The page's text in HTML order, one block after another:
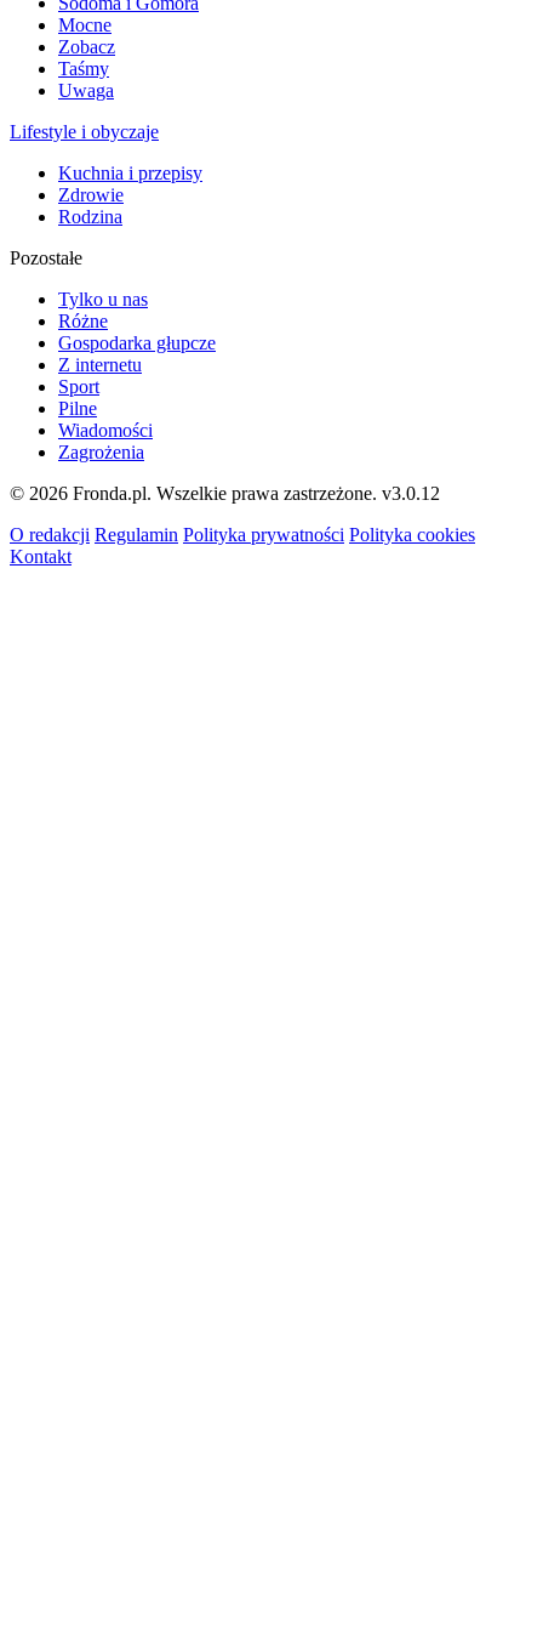
Mocne
Zobacz
Taśmy
Uwaga
Lifestyle i obyczaje
Kuchnia i przepisy
Zdrowie
Rodzina
Pozostałe
Tylko u nas
Różne
Gospodarka głupcze
Z internetu
Sport
Pilne
Wiadomości
Zagrożenia
© 2026 Fronda.pl. Wszelkie prawa zastrzeżone. v3.0.12
O redakcji Regulamin Polityka prywatności Polityka cookies
Kontakt